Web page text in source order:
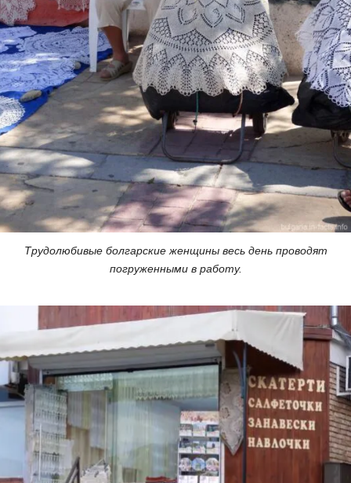
Трудолюбивые болгарские женщины весь день проводят
погруженными в работу.